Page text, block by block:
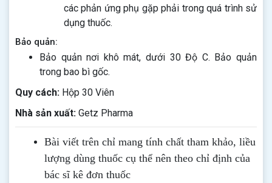
các phản ứng phụ gặp phải trong quá trình sử
dụng thuốc.
Bảo quản:
Bảo quản nơi khô mát, dưới 30 Độ C. Bảo quản
trong bao bì gốc.
Quy cách: Hộp 30 Viên
Nhà sản xuất: Getz Pharma
Bài viết trên chỉ mang tính chất tham khảo, liều
lượng dùng thuốc cụ thể nên theo chỉ định của
bác sĩ kê đơn thuốc